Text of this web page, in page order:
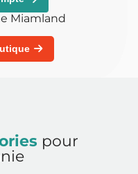
Miamland
pour